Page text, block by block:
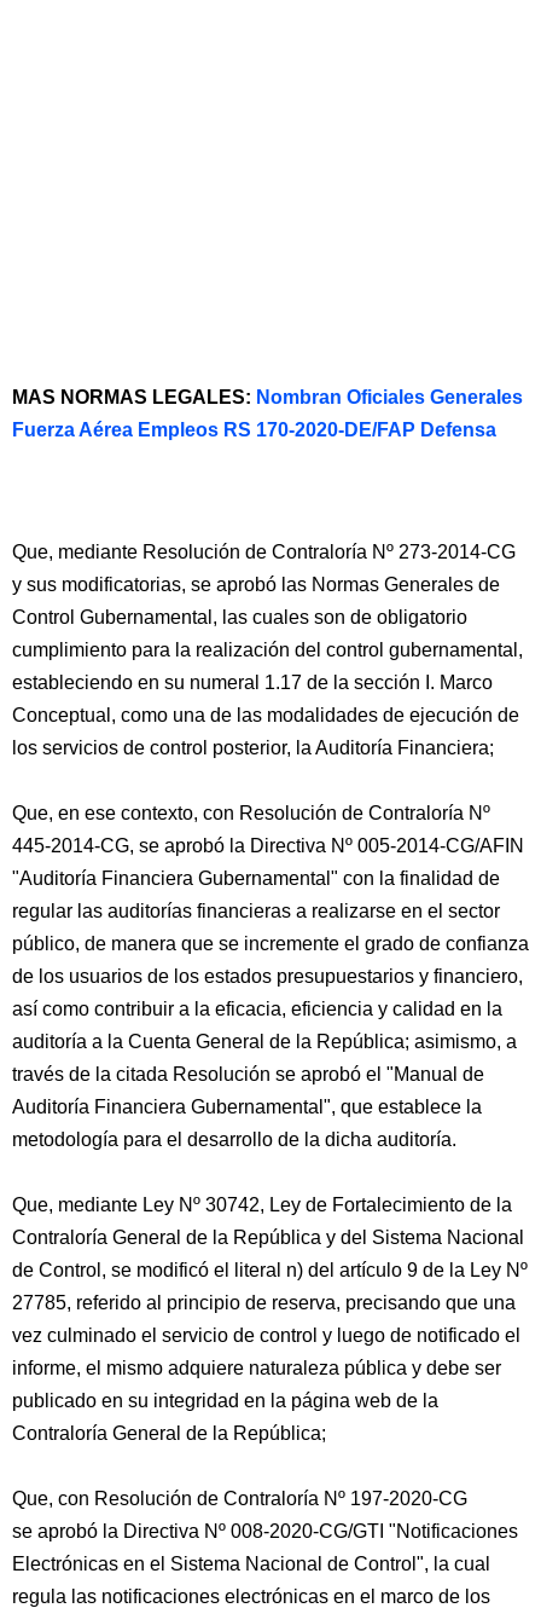
MAS NORMAS LEGALES: Nombran Oficiales Generales
Fuerza Aérea Empleos RS 170-2020-DE/FAP Defensa
Que, mediante Resolución de Contraloría Nº 273-2014-CG
y sus modificatorias, se aprobó las Normas Generales de
Control Gubernamental, las cuales son de obligatorio
cumplimiento para la realización del control gubernamental,
estableciendo en su numeral 1.17 de la sección I. Marco
Conceptual, como una de las modalidades de ejecución de
los servicios de control posterior, la Auditoría Financiera;
Que, en ese contexto, con Resolución de Contraloría Nº
445-2014-CG, se aprobó la Directiva Nº 005-2014-CG/AFIN
"Auditoría Financiera Gubernamental" con la finalidad de
regular las auditorías financieras a realizarse en el sector
público, de manera que se incremente el grado de confianza
de los usuarios de los estados presupuestarios y financiero,
así como contribuir a la eficacia, eficiencia y calidad en la
auditoría a la Cuenta General de la República; asimismo, a
través de la citada Resolución se aprobó el "Manual de
Auditoría Financiera Gubernamental", que establece la
metodología para el desarrollo de la dicha auditoría.
Que, mediante Ley Nº 30742, Ley de Fortalecimiento de la
Contraloría General de la República y del Sistema Nacional
de Control, se modificó el literal n) del artículo 9 de la Ley Nº
27785, referido al principio de reserva, precisando que una
vez culminado el servicio de control y luego de notificado el
informe, el mismo adquiere naturaleza pública y debe ser
publicado en su integridad en la página web de la
Contraloría General de la República;
Que, con Resolución de Contraloría Nº 197-2020-CG
se aprobó la Directiva Nº 008-2020-CG/GTI "Notificaciones
Electrónicas en el Sistema Nacional de Control", la cual
regula las notificaciones electrónicas en el marco de los